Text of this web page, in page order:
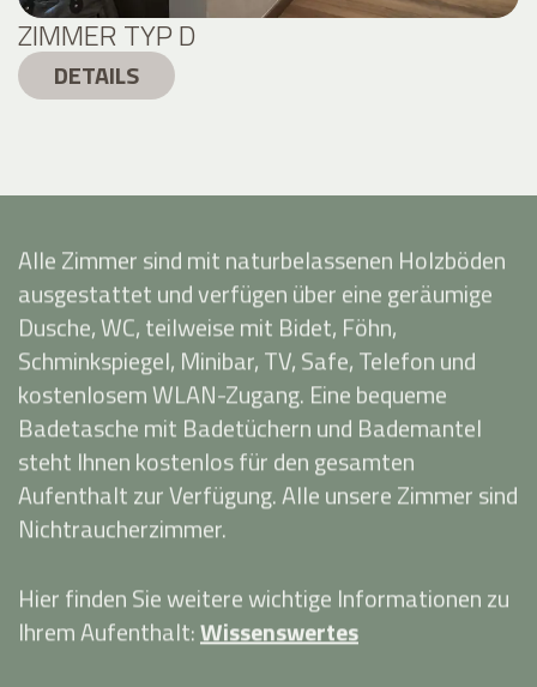
ZIMMER TYP D
DETAILS
Alle Zimmer sind mit naturbelassenen Holzböden
ausgestattet und verfügen über eine geräumige
Dusche, WC, teilweise mit Bidet, Föhn,
Schminkspiegel, Minibar, TV, Safe, Telefon und
kostenlosem WLAN-Zugang. Eine bequeme
Badetasche mit Badetüchern und Bademantel
steht Ihnen kostenlos für den gesamten
Aufenthalt zur Verfügung. Alle unsere Zimmer sind
Nichtraucherzimmer.
Hier finden Sie weitere wichtige Informationen zu
Ihrem Aufenthalt:Wissenswertes